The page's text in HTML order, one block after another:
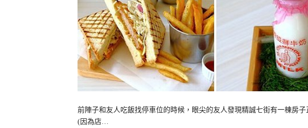
前陣子和友人吃飯找停車位的時候，眼尖的友人發現精誠七街有一棟房
(因為店…